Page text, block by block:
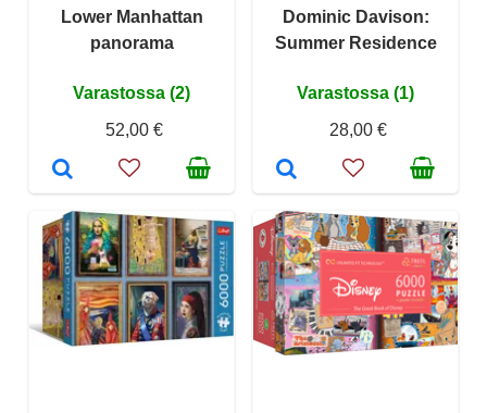
Lower Manhattan
panorama
Varastossa (2)
52,00 €
Dominic Davison:
Summer Residence
Varastossa (1)
28,00 €